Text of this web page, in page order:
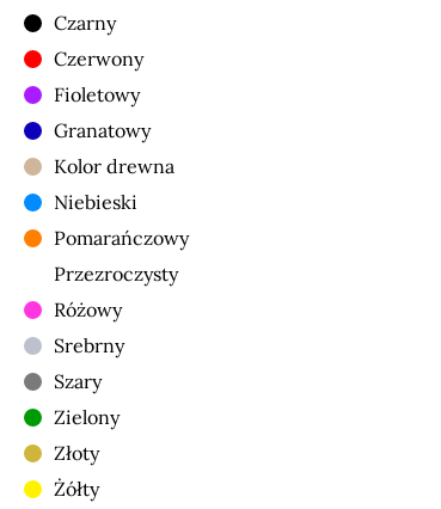
Czarny
Czerwony
Fioletowy
Granatowy
Kolor drewna
Niebieski
Pomarańczowy
Przezroczysty
Różowy
Srebrny
Szary
Zielony
Złoty
Żółty